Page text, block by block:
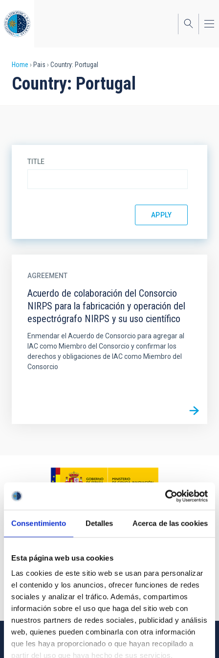
Consentimiento Detalles Acerca de las cookies
Esta página web usa cookies
Las cookies de este sitio web se usan para personalizar
el contenido y los anuncios, ofrecer funciones de redes
sociales y analizar el tráfico. Además, compartimos
información sobre el uso que haga del sitio web con
nuestros partners de redes sociales, publicidad y análisis
web, quienes pueden combinarla con otra información
que les haya proporcionado o que hayan recopilado a
partir del uso que haya hecho de sus servicios.
to
main
content
Breadcrumb
Home Pais Country: Portugal
Country: Portugal
TITLE
AGREEMENT
Acuerdo de colaboración del Consorcio
NIRPS para la fabricación y operación del
espectrógrafo NIRPS y su uso científico
Enmendar el Acuerdo de Consorcio para agregar al
IAC como Miembro del Consorcio y confirmar los
derechos y obligaciones de IAC como Miembro del
Consorcio
GENERAL INFORMATION